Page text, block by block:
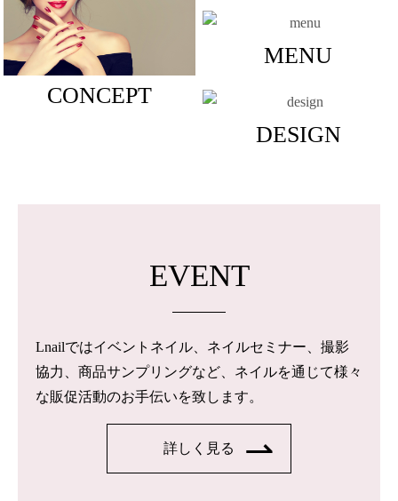
CONCEPT
MENU
DESIGN
EVENT
Lnailではイベントネイル、ネイルセミナー、撮影
協力、商品サンプリングなど、ネイルを通じて様々
な販促活動のお手伝いを致します。
詳しく見る